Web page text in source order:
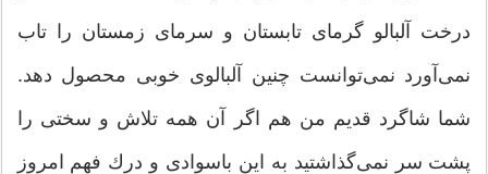
درخت آلبالو گرمای تابستان و سرمای زمستان را تاب
نمی‌آورد نمی‌توانست چنین آلبالوی خوبی محصول دهد.
شما شاگرد قدیم من هم اگر آن همه تلاش و سختی را
پشت سر نمی‌گذاشتید به این باسوادی و درك فهم امروز